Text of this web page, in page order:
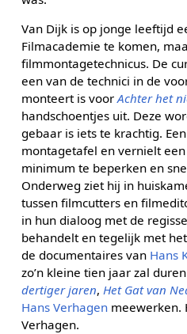
Van Dijk is op jonge leeftijd
Filmacademie te komen,
filmmontagetechnicus. De
een van de technici in de
monteert is voorAchter het
handschoentjes uit. Deze
gebaar is iets te krachtig.
montagetafel en vernielt
minimum te beperken en
Onderweg ziet hij in
tussen filmcutters en
in hun dialoog met de
behandelt en tegelijk met
de documentaires van Hans
zo’n kleine tien jaar zal
dertiger jaren,Het Gat van
Hans Verhagen meewerken.
Verhagen.